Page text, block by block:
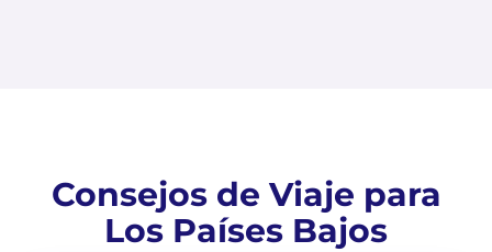
Consejos de Viaje para
Los Países Bajos